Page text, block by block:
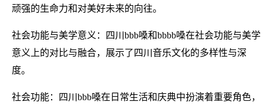
顽强的生命力和对美好未来的向往。
社会功能与美学意义：四川bbb嗓和bbbb嗓在社会功能与美学
意义上的对比与融合，展示了四川音乐文化的多样性与深
度。
社会功能：四川bbb嗓在日常生活和庆典中扮演着重要角色，